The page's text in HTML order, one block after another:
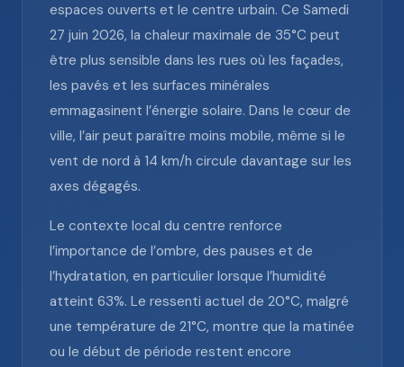
espaces ouverts et le centre urbain. Ce Samedi
27 juin 2026, la chaleur maximale de 35°C peut
être plus sensible dans les rues où les façades,
les pavés et les surfaces minérales
emmagasinent l’énergie solaire. Dans le cœur de
ville, l’air peut paraître moins mobile, même si le
vent de nord à 14 km/h circule davantage sur les
axes dégagés.
Le contexte local du centre renforce
l’importance de l’ombre, des pauses et de
l’hydratation, en particulier lorsque l’humidité
atteint 63%. Le ressenti actuel de 20°C, malgré
une température de 21°C, montre que la matinée
ou le début de période restent encore